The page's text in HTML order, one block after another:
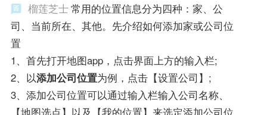
榴莲芝士常用的位置信息分为四种：家、公
司、当前所在、其他。先介绍如何添加家或公司位
置
1、首先打开地图app，点击界面上方的输入栏;
2、以添加公司位置为例，点击【设置公司】;
3、添加公司位置可以通过输入栏输入公司名称、
【地图选点】以及【我的位置】来选定添加公司位